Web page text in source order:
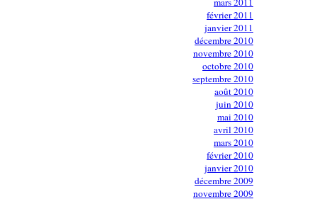
février 2011
janvier 2011
décembre 2010
novembre 2010
octobre 2010
septembre 2010
août 2010
juin 2010
mai 2010
avril 2010
mars 2010
février 2010
janvier 2010
décembre 2009
novembre 2009